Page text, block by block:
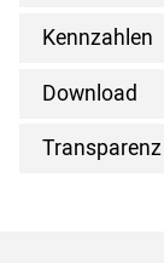
Kennzahlen
Download